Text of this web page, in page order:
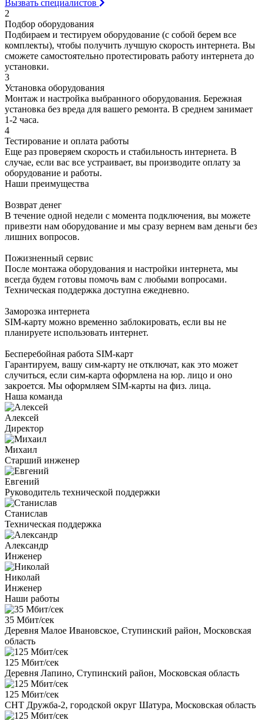
Вызвать специалистов
2
Подбор оборудования
Подбираем и тестируем оборудование (с собой берем все
комплекты), чтобы получить лучшую скорость интернета. Вы
сможете самостоятельно протестировать работу интернета до
установки.
3
Установка оборудования
Монтаж и настройка выбранного оборудования. Бережная
установка без вреда для вашего ремонта. В среднем занимает
1-2 часа.
4
Тестирование и оплата работы
Еще раз проверяем скорость и стабильность интернета. В
случае, если вас все устраивает, вы производите оплату за
оборудование и работы.
Наши преимущества
Возврат денег
В течение одной недели с момента подключения, вы можете
привезти нам оборудование и мы сразу вернем вам деньги без
лишних вопросов.
Пожизненный сервис
После монтажа оборудования и настройки интернета, мы
всегда будем готовы помочь вам с любыми вопросами.
Техническая поддержка доступна ежедневно.
Заморозка интернета
SIM-карту можно временно заблокировать, если вы не
планируете использовать интернет.
Бесперебойная работа SIM-карт
Гарантируем, вашу сим-карту не отключат, как это может
случиться, если сим-карта оформлена на юр. лицо и оно
закроется. Мы оформляем SIM-карты на физ. лица.
Наша команда
Алексей
Директор
Михаил
Старший инженер
Евгений
Руководитель технической поддержки
Станислав
Техническая поддержка
Александр
Инженер
Николай
Инженер
Наши работы
35 Мбит/сек
Деревня Малое Ивановское, Ступинский район, Московская
область
125 Мбит/сек
Деревня Лапино, Ступинский район, Московская область
125 Мбит/сек
СНТ Дружба-2, городской округ Шатура, Московская область